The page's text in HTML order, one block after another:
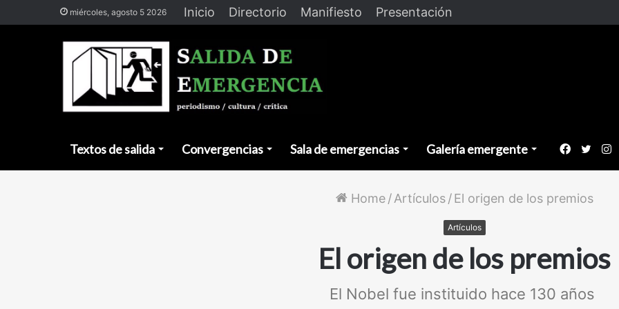
miércoles, agosto 5 2026 Inicio Directorio Manifiesto Presentación
Textos de salida Convergencias Sala de emergencias Galería emergente Facebook
Home / Artículos / El origen de los premios
Artículos
El origen de los premios
El Nobel fue instituido hace 130 años